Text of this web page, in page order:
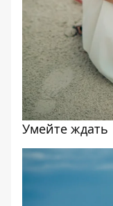
Умейте ждать